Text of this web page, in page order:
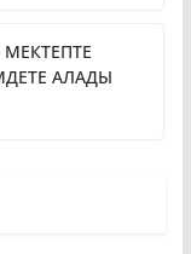
АЛАДЫ